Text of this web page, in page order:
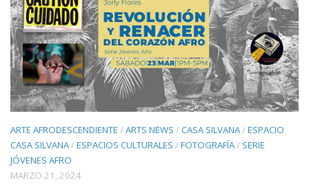
ARTE AFRODESCENDIENTE /ARTS NEWS /CASA SILVANA/ESPACIO
CASA SILVANA/ESPACIOS CULTURALES /FOTOGRAFÍA/ SERIE
JÓVENES AFRO
MARZO 21, 2024